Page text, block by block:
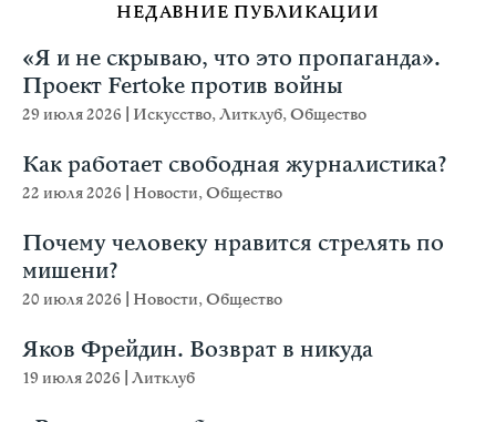
НЕДАВНИЕ ПУБЛИКАЦИИ
«Я и не скрываю, что это пропаганда».
Проект Fertoke против войны
29 июля 2026 Искусство,Литклуб,Общество
Как работает свободная журналистика?
22 июля 2026 Новости,Общество
Почему человеку нравится стрелять по
мишени?
20 июля 2026 Новости,Общество
Яков Фрейдин. Возврат в никуда
19 июля 2026 Литклуб